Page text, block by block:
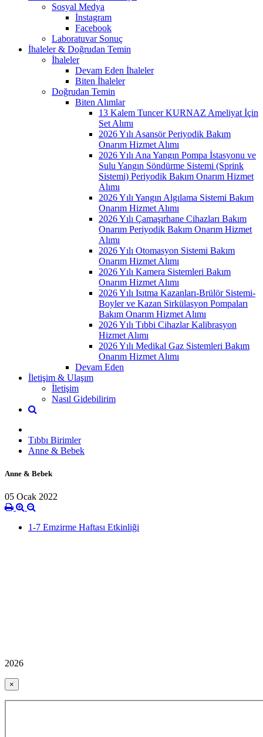
Sosyal Medya
İnstagram
Facebook
Laboratuvar Sonuç
İhaleler & Doğrudan Temin
İhaleler
Devam Eden İhaleler
Biten İhaleler
Doğrudan Temin
Biten Alımlar
13 Kalem Tuncer KURNAZ Ameliyat İçin
Set Alımı
2026 Yılı Asansör Periyodik Bakım
Onarım Hizmet Alımı
2026 Yılı Ana Yangın Pompa İstasyonu ve
Sulu Yangın Söndürme Sistemi (Sprink
Sistemi) Periyodik Bakım Onarım Hizmet
Alımı
2026 Yılı Yangın Algılama Sistemi Bakım
Onarım Hizmet Alımı
2026 Yılı Çamaşırhane Cihazları Bakım
Onarım Periyodik Bakım Onarım Hizmet
Alımı
2026 Yılı Otomasyon Sistemi Bakım
Onarım Hizmet Alımı
2026 Yılı Kamera Sistemleri Bakım
Onarım Hizmet Alımı
2026 Yılı Isıtma Kazanları-Brülör Sistemi-
Boyler ve Kazan Sirkülasyon Pompaları
Bakım Onarım Hizmet Alımı
2026 Yılı Tıbbi Cihazlar Kalibrasyon
Hizmet Alımı
2026 Yılı Medikal Gaz Sistemleri Bakım
Onarım Hizmet Alımı
Devam Eden
İletişim & Ulaşım
İletişim
Nasıl Gidebilirim
Tıbbı Birimler
Anne & Bebek
Anne & Bebek
05 Ocak 2022
1-7 Emzirme Haftası Etkinliği
2026
×